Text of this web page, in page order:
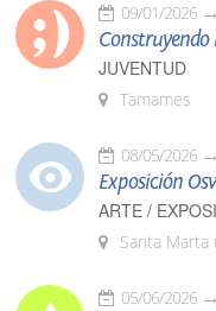
09/01/2026
JUVENTUD
Tamames
08/05/2026
Exposición
ARTE /
Santa Marta
05/06/2026